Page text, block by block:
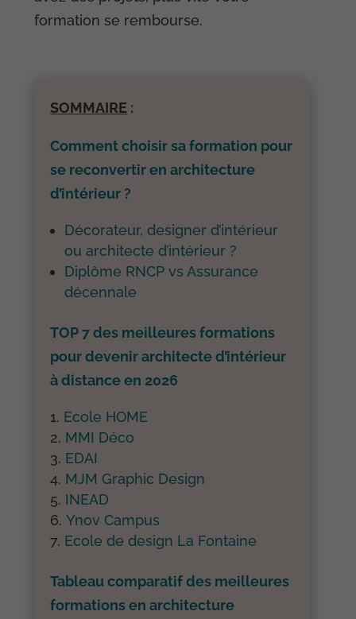
formation se rembourse.
SOMMAIRE :
Comment choisir sa formation pour
se reconvertir en architecture
d’intérieur ?
Décorateur, designer d’intérieur
ou architecte d’intérieur ?
Diplôme RNCP vs Assurance
décennale
TOP 7 des meilleures formations
pour devenir architecte d’intérieur
à distance en 2026
Ecole HOME
MMI Déco
EDAI
MJM Graphic Design
INEAD
Ynov Campus
Ecole de design La Fontaine
Tableau comparatif des meilleures
formations en architecture